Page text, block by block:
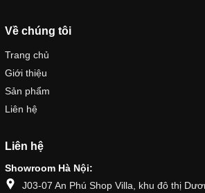
Về chúng tôi
Trang chủ
Giới thiệu
Sản phẩm
Liên hệ
Liên hệ
Showroom Hà Nội:
J03-07 An Phú Shop Villa, khu đô thị